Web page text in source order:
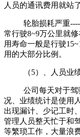
人员的通讯费用就站
轮胎损耗严重
常行驶8~9万公里就
用寿命一般是行驶
用的大部分比例。
（5）、人员业
公司每天对于
况、业绩统计是使用
出现漏计、少记工时
管理人员整天忙于和
等繁琐工作，大量浪